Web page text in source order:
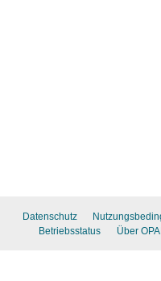
Datenschutz
Betriebsstatus
Über